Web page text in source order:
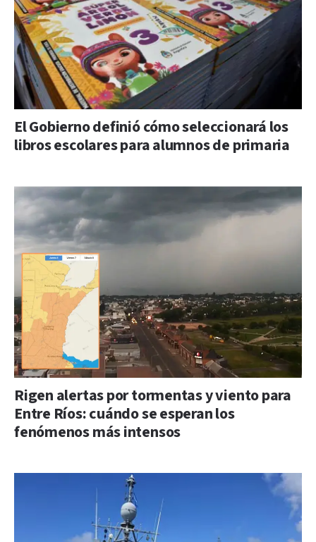
El Gobierno definió cómo seleccionará los
libros escolares para alumnos de primaria
Rigen alertas por tormentas y viento para
Entre Ríos: cuándo se esperan los
fenómenos más intensos